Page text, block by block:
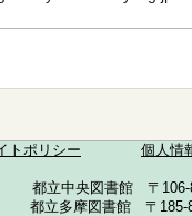
トポリシー 個人情
都立中央図書館 〒
都立多摩図書館 〒185-